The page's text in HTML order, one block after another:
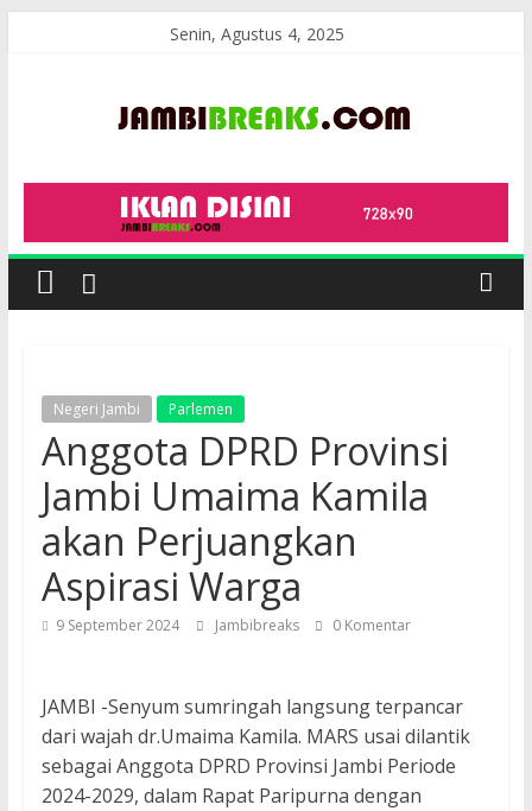
Senin, Agustus 4, 2025
JambiBreaks
Negeri Jambi Parlemen
Anggota DPRD Provinsi
Jambi Umaima Kamila
akan Perjuangkan
Aspirasi Warga
9 September 2024 Jambibreaks 0 Komentar
JAMBI -Senyum sumringah langsung terpancar
dari wajah dr.Umaima Kamila. MARS usai dilantik
sebagai Anggota DPRD Provinsi Jambi Periode
2024-2029, dalam Rapat Paripurna dengan